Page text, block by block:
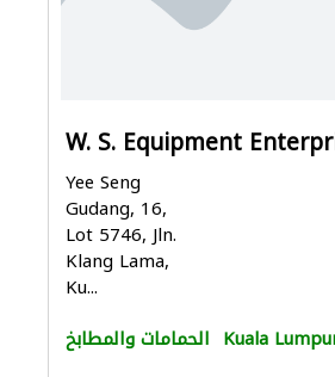
W. S. Equipment
Yee Seng
Gudang, 16,
Lot 5746, Jln.
Klang Lama,
Ku...
الحمامات والمطابخ Kuala